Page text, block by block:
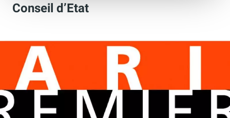
Conseil d’Etat